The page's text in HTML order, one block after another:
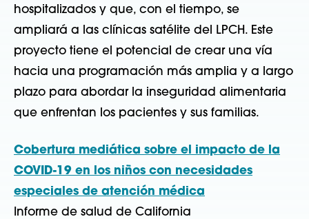
hospitalizados y que, con el tiempo, se
ampliará a las clínicas satélite del LPCH. Este
proyecto tiene el potencial de crear una vía
hacia una programación más amplia y a largo
plazo para abordar la inseguridad alimentaria
que enfrentan los pacientes y sus familias.
Cobertura mediática sobre el impacto de la
COVID-19 en los niños con necesidades
especiales de atención médica
Informe de salud de California